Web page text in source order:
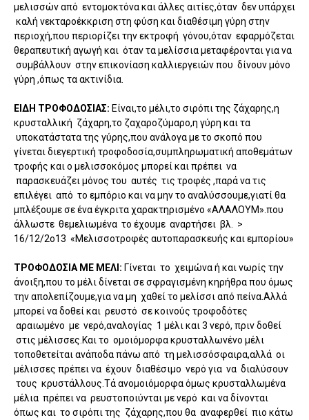
μελισσών από εντομοκτόνα και άλλες αιτίες,όταν δεν υπάρχει
καλή νεκταροέκκριση στη φύση και διαθέσιμη γύρη στην
περιοχή,που περιορίζει την εκτροφή γόνου,όταν εφαρμόζεται
θεραπευτική αγωγή και όταν τα μελίσσια μεταφέρονται για να
συμβάλλουν στην επικονίαση καλλιεργειών που δίνουν μόνο
γύρη ,όπως τα ακτινίδια.
ΕΙΔΗ ΤΡΟΦΟΔΟΣΙΑΣ: Είναι,το μέλι,το σιρόπι της ζάχαρης,η
κρυσταλλική ζάχαρη,το ζαχαροζύμαρο,η γύρη και τα
υποκατάστατα της γύρης,που ανάλογα με το σκοπό που
γίνεται διεγερτική τροφοδοσία,συμπληρωματική αποθεμάτων
τροφής και ο μελισσοκόμος μπορεί και πρέπει να
παρασκευάζει μόνος του αυτές τις τροφές ,παρά να τις
επιλέγει από το εμπόριο και να μην το αναλύσσουμε,γιατί θα
μπλέξουμε σε ένα έγκριτα χαρακτηρισμένο «ΑΛΑΛΟΥΜ».που
άλλωστε θεμελιωμένα το έχουμε αναρτήσει βλ. >
16/12/2ο13 «Μελισσοτροφές αυτοπαρασκευής και εμπορίου»
ΤΡΟΦΟΔΟΣΙΑ ΜΕ ΜΕΛΙ: Γίνεται το χειμώνα ή και νωρίς την
άνοιξη,που το μέλι δίνεται σε σφραγισμένη κηρήθρα που όμως
την απολεπίζουμε,για να μη χαθεί το μελίσσι από πείνα.Αλλά
μπορεί να δοθεί και ρευστό σε κοινούς τροφοδότες
αραιωμένο με νερό,αναλογίας 1 μέλι και 3 νερό, πριν δοθεί
στις μέλισσες.Και το ομοιόμορφα κρυσταλλωνένο μέλι
τοποθετείται ανάποδα πάνω από τη μελισσόσφαιρα,αλλά οι
μέλισσες πρέπει να έχουν διαθέσιμο νερό για να διαλύσουν
τους κρυστάλλους.Τά ανομοιόμορφα όμως κρυσταλλωμένα
μέλια πρέπει να ρευστοποιύνται με νερό και να δίνονται
όπως και το σιρόπι της ζάχαρης,που θα αναφερθεί πιο κάτω